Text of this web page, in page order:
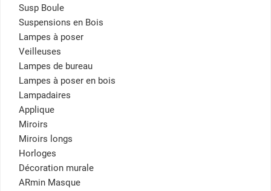
Susp Boule
Suspensions en Bois
Lampes à poser
Veilleuses
Lampes de bureau
Lampes à poser en bois
Lampadaires
Applique
Miroirs
Miroirs longs
Horloges
Décoration murale
ARmin Masque